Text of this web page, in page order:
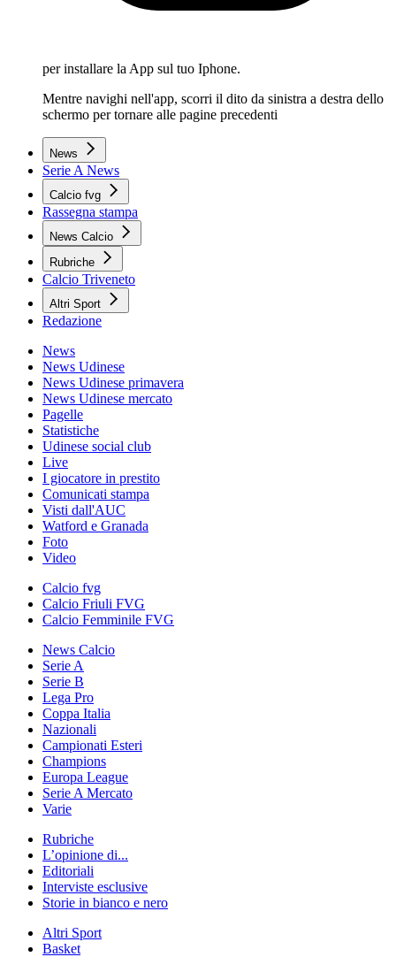
per installare la App sul tuo Iphone.
Mentre navighi nell'app, scorri il dito da sinistra a destra dello
schermo per tornare alle pagine precedenti
News
Serie A News
Calcio fvg
Rassegna stampa
News Calcio
Rubriche
Calcio Triveneto
Altri Sport
Redazione
News
News Udinese
News Udinese primavera
News Udinese mercato
Pagelle
Statistiche
Udinese social club
Live
I giocatore in prestito
Comunicati stampa
Visti dall'AUC
Watford e Granada
Foto
Video
Calcio fvg
Calcio Friuli FVG
Calcio Femminile FVG
News Calcio
Serie A
Serie B
Lega Pro
Coppa Italia
Nazionali
Campionati Esteri
Champions
Europa League
Serie A Mercato
Varie
Rubriche
L’opinione di...
Editoriali
Interviste esclusive
Storie in bianco e nero
Altri Sport
Basket